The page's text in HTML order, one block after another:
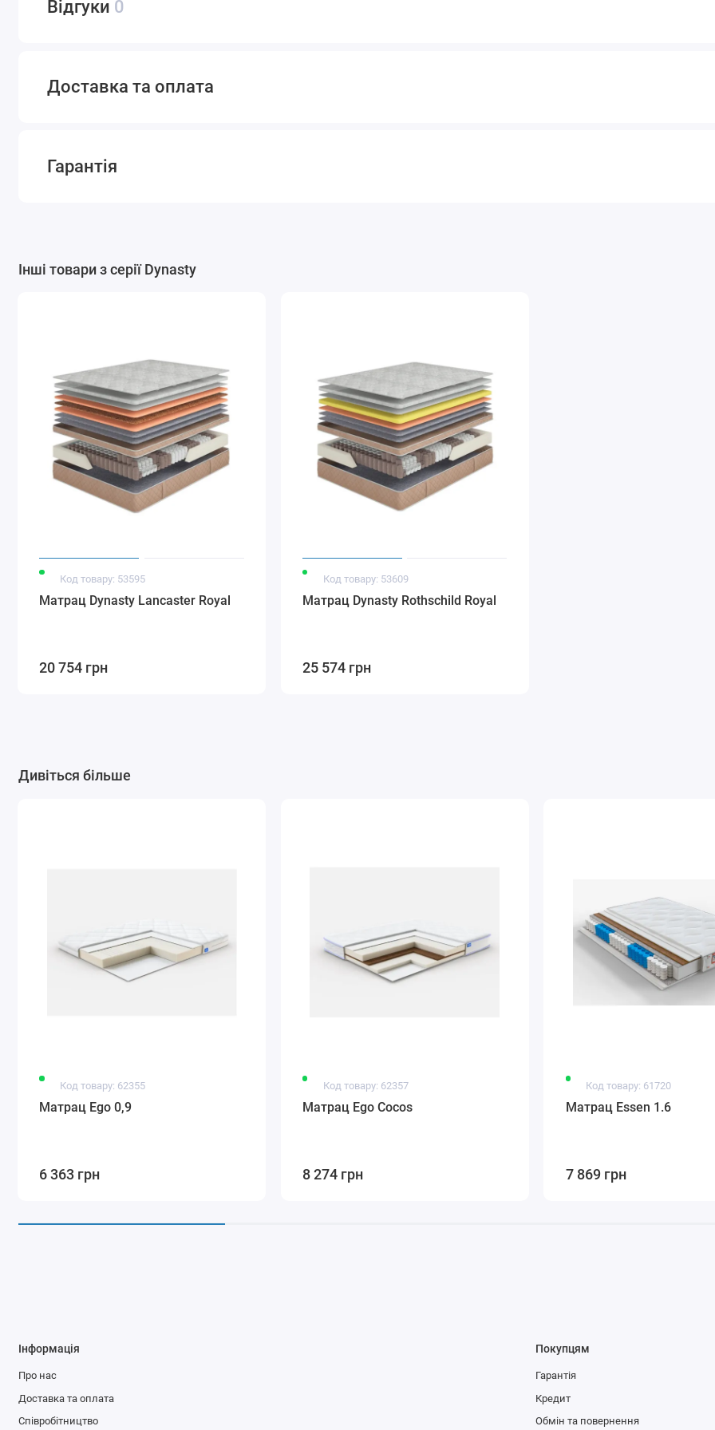
Відгуки 0
Доставка та оплата
Гарантія
Інші товари з серії Dynasty
Код товару: 53595
Матрац Dynasty Lancaster Royal
20 754 грн
Код товару: 53609
Матрац Dynasty Rothschild Royal
25 574 грн
Дивіться більше
Код товару: 62355
Матрац Ego 0,9
6 363 грн
Код товару: 62357
Матрац Ego Cocos
8 274 грн
Код товару: 61720
Матрац Essen 1.6
7 869 грн
Інформація
Про нас
Доставка та оплата
Співробітництво
Покупцям
Гарантія
Кредит
Обмін та повернення